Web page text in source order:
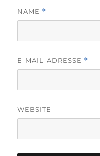
NAME *
E-MAIL-ADRESSE *
WEBSITE